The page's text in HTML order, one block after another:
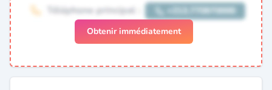
Obtenir immédiatement